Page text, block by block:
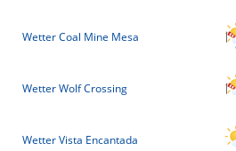
Wetter Coal Mine Mesa
Wetter Wolf Crossing
Wetter Vista Encantada